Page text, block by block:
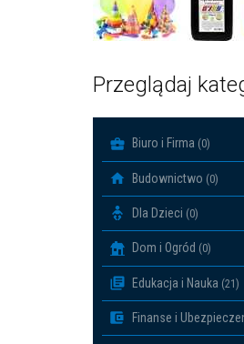
Przeglądaj
Biuro i Firma (0)
Budownictwo (0)
Dla Dzieci (0)
Dom i Ogród (0)
Edukacja i Nauka (21)
Finanse i